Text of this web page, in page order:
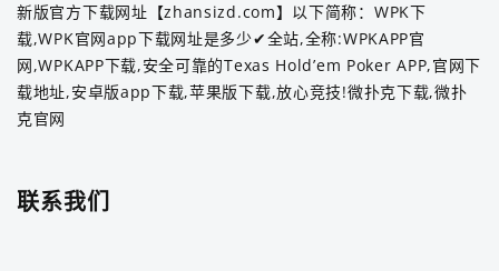
新版官方下载网址【zhansizd.com】以下简称：WPK下
载,WPK官网app下载网址是多少✔全站,全称:WPKAPP官
网,WPKAPP下载,安全可靠的Texas Hold’em Poker APP,官网下
载地址,安卓版app下载,苹果版下载,放心竞技!微扑克下载,微扑
克官网
联系我们